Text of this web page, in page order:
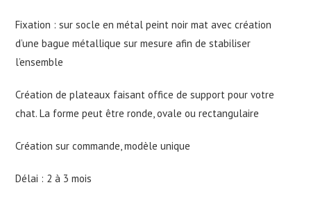
Fixation : sur socle en métal peint noir mat avec création
d’une bague métallique sur mesure afin de stabiliser
l’ensemble
Création de plateaux faisant office de support pour votre
chat. La forme peut être ronde, ovale ou rectangulaire
Création sur commande, modèle unique
Délai : 2 à 3 mois